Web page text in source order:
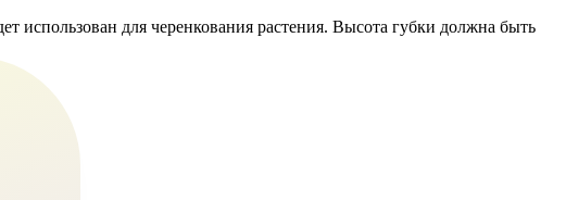
использован для черенкования растения. Высота губки должна быть